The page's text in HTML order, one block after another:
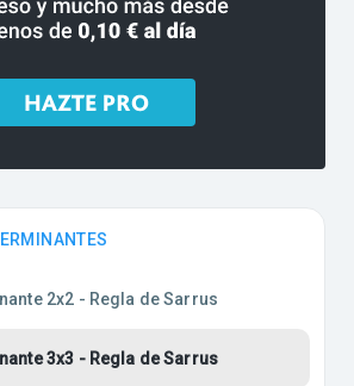
2x2 - Regla de Sarrus
3x3 - Regla de Sarrus